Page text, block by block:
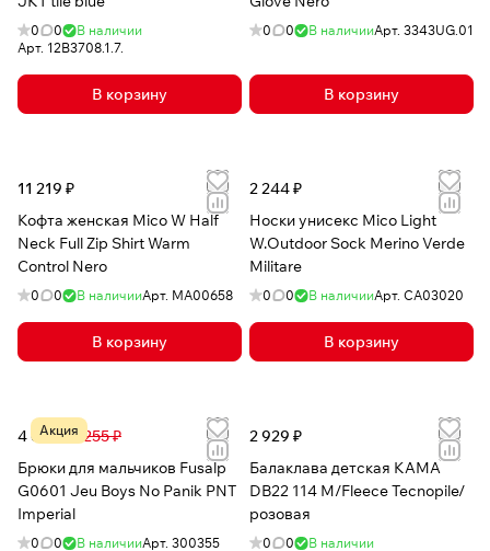
0 0
В наличии
Арт. 12B3708.1.7.
В корзину
0 0 В наличииАрт. 3343UG.01
В корзину
11 219 ₽
Кофта женская Mico W Half
Neck Full Zip Shirt Warm
Control Nero
0 0 В наличииАрт. MA00658
В корзину
2 244 ₽
Носки унисекс Mico Light
W.Outdoor Sock Merino Verde
Militare
0 0 В наличииАрт. CA03020
В корзину
Акция
4 693 ₽8 255 ₽
Брюки для мальчиков Fusalp
G0601 Jeu Boys No Panik PNT
Imperial
0 0 В наличииАрт. 300355
2 929 ₽
Балаклава детская КАМА
DB22 114 M/Fleece Tecnopile/
розовая
0 0
В наличии